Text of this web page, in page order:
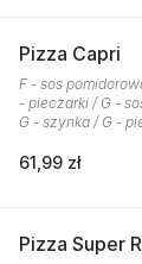
Pizza Capri
F - sos
- pieczarki / G -
G - szynka / G -
61,99 zł
Pizza Super